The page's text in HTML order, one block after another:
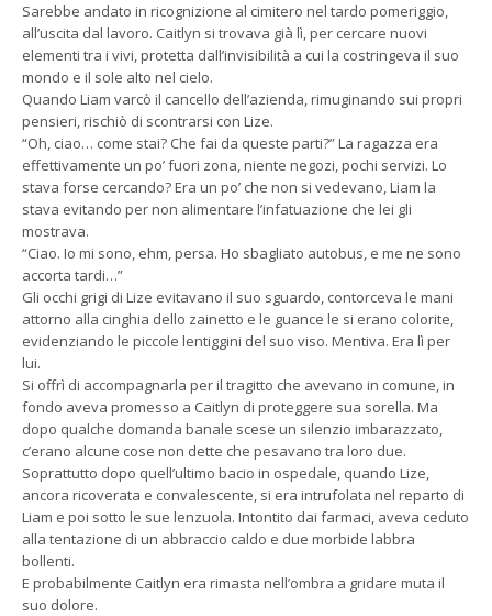
Sarebbe andato in ricognizione al cimitero nel tardo pomeriggio,
all’uscita dal lavoro. Caitlyn si trovava già lì, per cercare nuovi
elementi tra i vivi, protetta dall’invisibilità a cui la costringeva il suo
mondo e il sole alto nel cielo.
Quando Liam varcò il cancello dell’azienda, rimuginando sui propri
pensieri, rischiò di scontrarsi con Lize.
“Oh, ciao… come stai? Che fai da queste parti?” La ragazza era
effettivamente un po’ fuori zona, niente negozi, pochi servizi. Lo
stava forse cercando? Era un po’ che non si vedevano, Liam la
stava evitando per non alimentare l’infatuazione che lei gli
mostrava.
“Ciao. Io mi sono, ehm, persa. Ho sbagliato autobus, e me ne sono
accorta tardi…”
Gli occhi grigi di Lize evitavano il suo sguardo, contorceva le mani
attorno alla cinghia dello zainetto e le guance le si erano colorite,
evidenziando le piccole lentiggini del suo viso. Mentiva. Era lì per
lui.
Si offrì di accompagnarla per il tragitto che avevano in comune, in
fondo aveva promesso a Caitlyn di proteggere sua sorella. Ma
dopo qualche domanda banale scese un silenzio imbarazzato,
c’erano alcune cose non dette che pesavano tra loro due.
Soprattutto dopo quell’ultimo bacio in ospedale, quando Lize,
ancora ricoverata e convalescente, si era intrufolata nel reparto di
Liam e poi sotto le sue lenzuola. Intontito dai farmaci, aveva ceduto
alla tentazione di un abbraccio caldo e due morbide labbra
bollenti.
E probabilmente Caitlyn era rimasta nell’ombra a gridare muta il
suo dolore.